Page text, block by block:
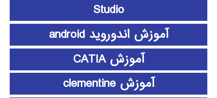
Studio
آموزش اندوروید android
آموزش CATIA
آموزش clementine